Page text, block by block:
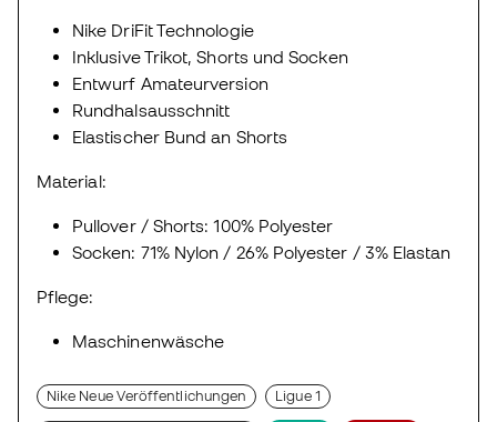
Nike DriFit Technologie
Inklusive Trikot, Shorts und Socken
Entwurf Amateurversion
Rundhalsausschnitt
Elastischer Bund an Shorts
Material:
Pullover / Shorts: 100% Polyester
Socken: 71% Nylon / 26% Polyester / 3% Elastan
Pflege:
Maschinenwäsche
Nike Neue Veröffentlichungen Ligue 1